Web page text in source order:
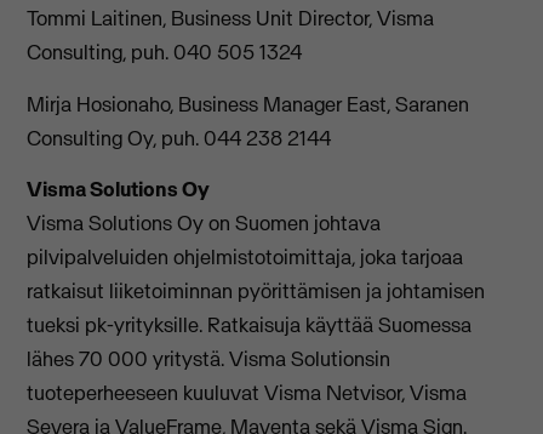
Tommi Laitinen, Business Unit Director, Visma
Consulting, puh. 040 505 1324
Mirja Hosionaho, Business Manager East, Saranen
Consulting Oy, puh. 044 238 2144
Visma Solutions Oy
Visma Solutions Oy on Suomen johtava
pilvipalveluiden ohjelmistotoimittaja, joka tarjoaa
ratkaisut liiketoiminnan pyörittämisen ja johtamisen
tueksi pk-yrityksille. Ratkaisuja käyttää Suomessa
lähes 70 000 yritystä. Visma Solutionsin
tuoteperheeseen kuuluvat Visma Netvisor, Visma
Severa ja ValueFrame, Maventa sekä Visma Sign.